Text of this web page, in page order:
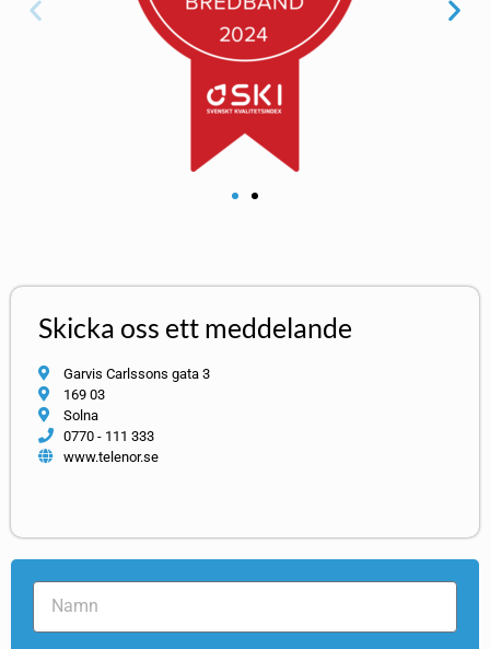
Skicka oss ett meddelande
Garvis Carlssons gata 3
169 03
Solna
0770 - 111 333
www.telenor.se